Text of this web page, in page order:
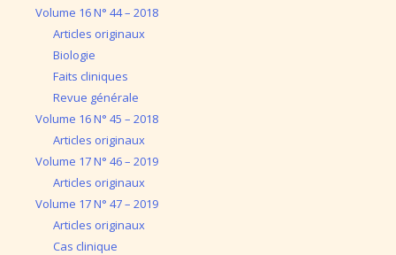
Volume 16 N° 44 – 2018
Articles originaux
Biologie
Faits cliniques
Revue générale
Volume 16 N° 45 – 2018
Articles originaux
Volume 17 N° 46 – 2019
Articles originaux
Volume 17 N° 47 – 2019
Articles originaux
Cas clinique